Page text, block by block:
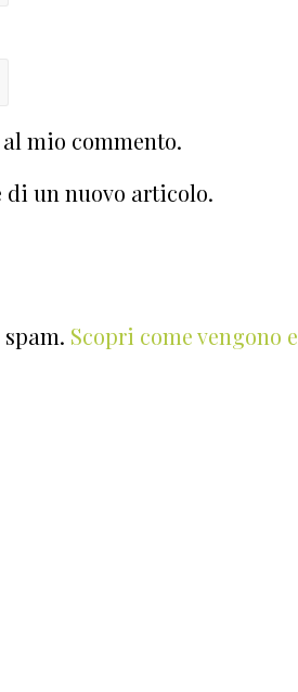
mio commento.
un nuovo articolo.
Scopri come vengono